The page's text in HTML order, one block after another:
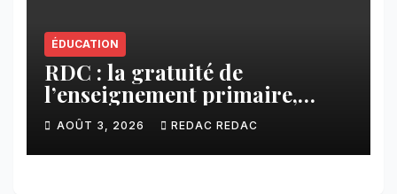
ÉDUCATION
RDC : la gratuité de
l’enseignement primaire,
vision phare du Président
Félix Tshisekedi réaffirmée
par une circulaire du
AOÛT 3, 2026 REDAC REDAC